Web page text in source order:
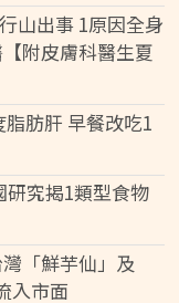
山出事 1原因全身
附皮膚科醫生夏
肪肝 早餐改吃1
究揭1類型食物
「鮮芋仙」及
入市面